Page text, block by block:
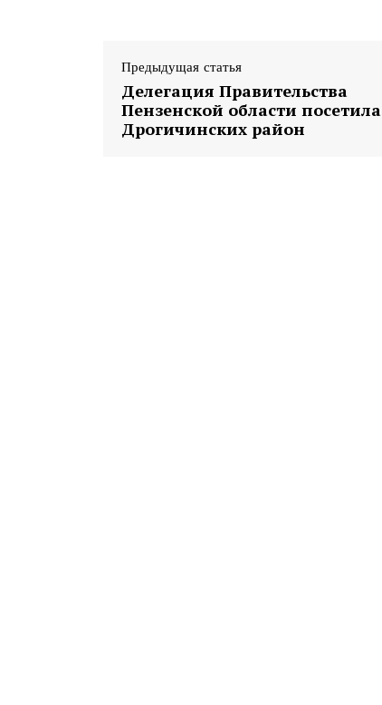
Предыдущая статья
Делегация Правительства
Пензенской области посетила
Дрогичинских район